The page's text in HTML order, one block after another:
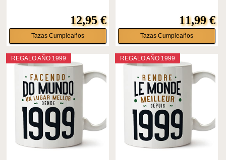
12,95 €
Tazas Cumpleaños
11,99 €
Tazas Cumpleaños
REGALO AÑO 1999 REGALO AÑO 1999